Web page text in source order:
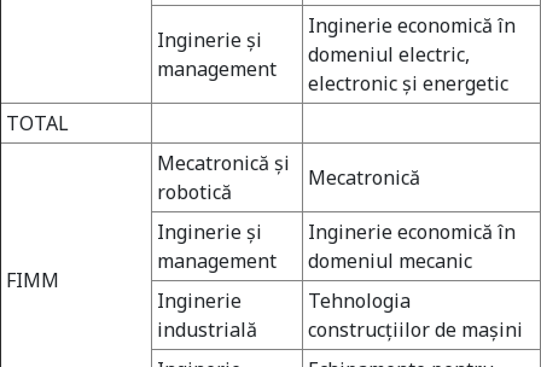
Inginerie şi
management
Inginerie economică în
domeniul electric,
electronic şi energetic
TOTAL
FIMM
Mecatronică şi
robotică
Mecatronică
Inginerie şi
management
Inginerie economică în
domeniul mecanic
Inginerie
industrială
Tehnologia
construcţiilor de maşini